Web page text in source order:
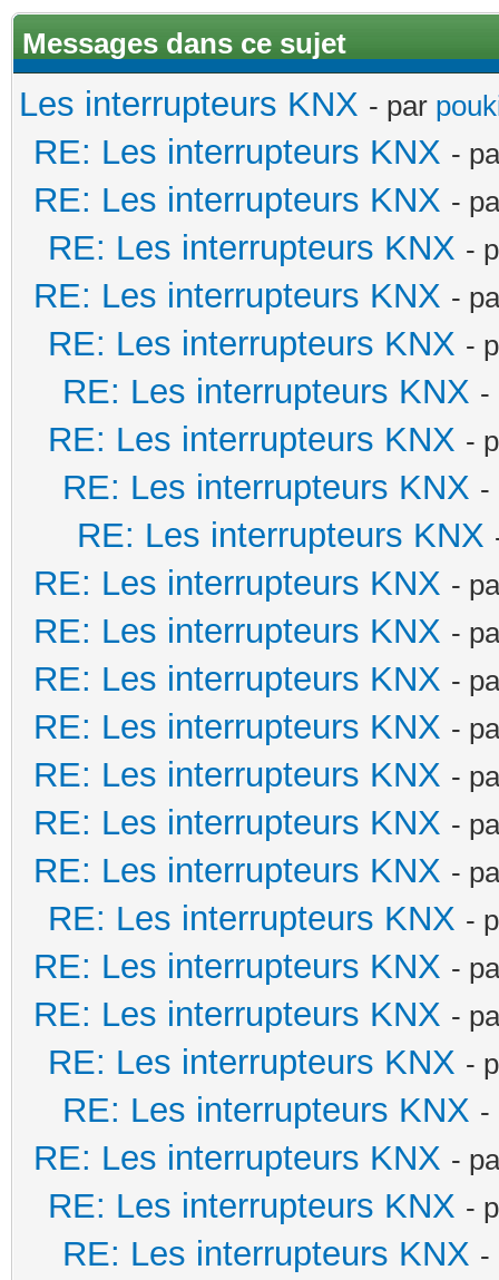
Messages dans ce sujet
Les interrupteurs KNX - par
RE: Les interrupteurs KNX -
RE: Les interrupteurs KNX -
RE: Les interrupteurs KNX -
RE: Les interrupteurs KNX -
RE: Les interrupteurs KNX -
RE: Les interrupteurs KNX -
RE: Les interrupteurs KNX -
RE: Les interrupteurs KNX -
RE: Les interrupteurs KNX
RE: Les interrupteurs KNX -
RE: Les interrupteurs KNX -
RE: Les interrupteurs KNX -
RE: Les interrupteurs KNX -
RE: Les interrupteurs KNX -
RE: Les interrupteurs KNX -
RE: Les interrupteurs KNX -
RE: Les interrupteurs KNX -
RE: Les interrupteurs KNX -
RE: Les interrupteurs KNX -
RE: Les interrupteurs KNX -
RE: Les interrupteurs KNX -
RE: Les interrupteurs KNX -
RE: Les interrupteurs KNX -
RE: Les interrupteurs KNX -